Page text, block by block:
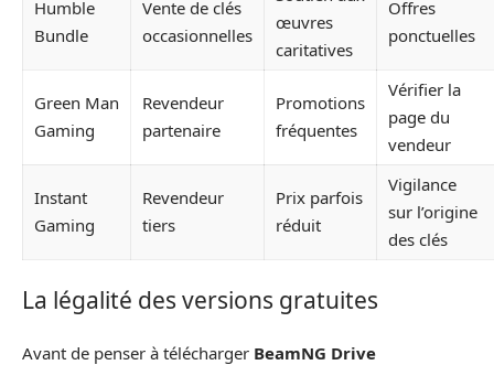
Humble
Bundle
Vente de clés
occasionnelles
œuvres
caritatives
Offres
ponctuelles
Green Man
Gaming
Revendeur
partenaire
Promotions
fréquentes
Vérifier la
page du
vendeur
Instant
Gaming
Revendeur
tiers
Prix parfois
réduit
Vigilance
sur l’origine
des clés
La légalité des versions gratuites
Avant de penser à télécharger BeamNG Drive